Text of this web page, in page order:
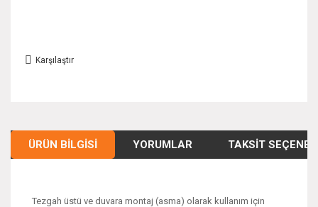
Karşılaştır
ÜRÜN BILGISI YORUMLAR TAKSIT
Tezgah üstü ve duvara montaj (asma) olarak kullanım için